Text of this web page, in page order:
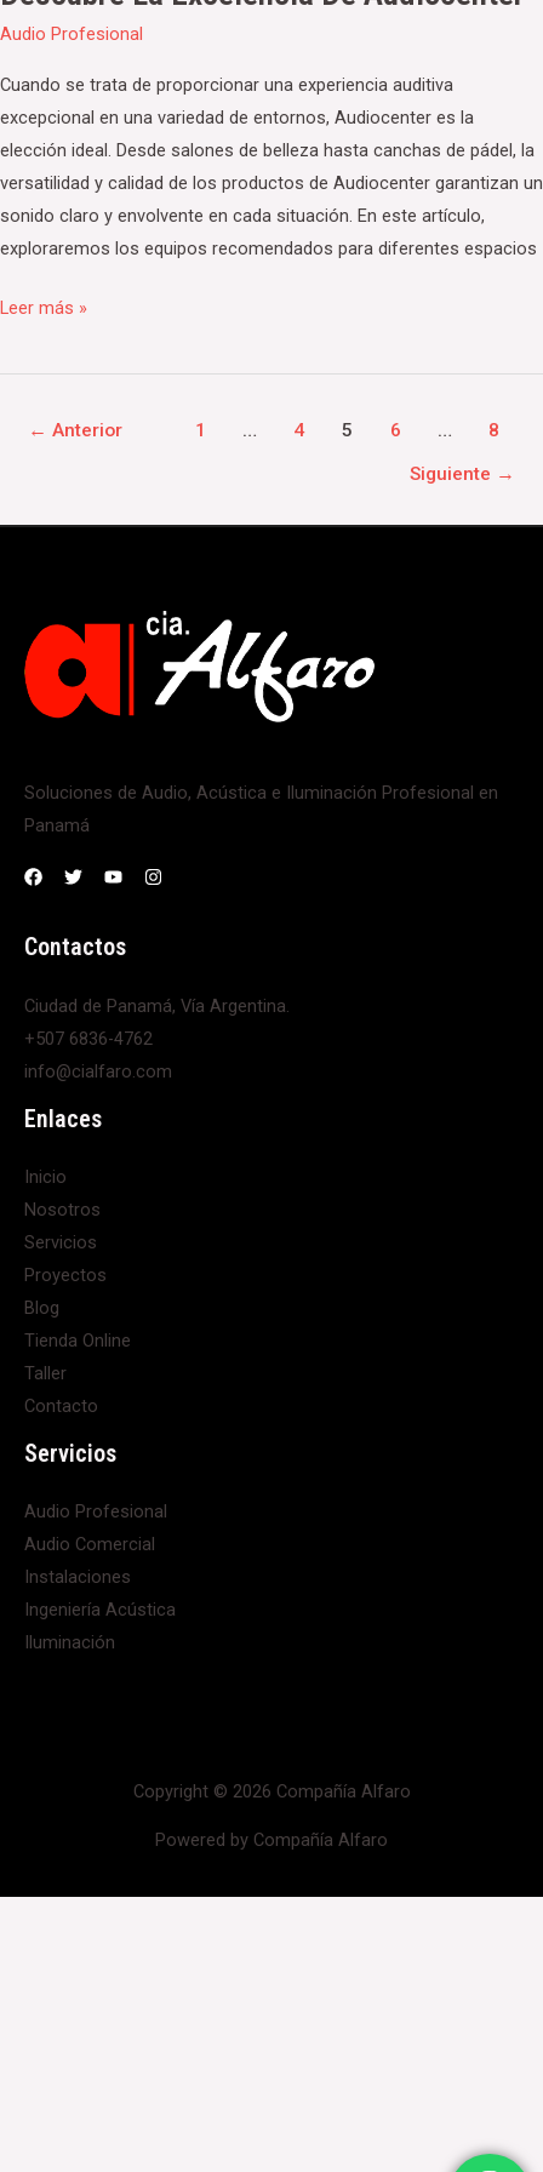
Audio Profesional
Cuando se trata de proporcionar una experiencia auditiva
excepcional en una variedad de entornos, Audiocenter es la
elección ideal. Desde salones de belleza hasta canchas de pádel, la
versatilidad y calidad de los productos de Audiocenter garantizan un
sonido claro y envolvente en cada situación. En este artículo,
exploraremos los equipos recomendados para diferentes espacios
Leer más »
← Anterior 1 … 4 5 6 … 8
Siguiente →
Soluciones de Audio, Acústica e Iluminación Profesional en
Panamá
Contactos
Ciudad de Panamá, Vía Argentina.
+507 6836-4762
info@cialfaro.com
Enlaces
Inicio
Nosotros
Servicios
Proyectos
Blog
Tienda Online
Taller
Contacto
Servicios
Audio Profesional
Audio Comercial
Instalaciones
Ingeniería Acústica
Iluminación
Copyright © 2026 Compañía Alfaro
Powered by Compañía Alfaro